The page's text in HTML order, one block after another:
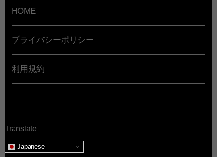
HOME
プライバシーポリシー
利用規約
Translate
Japanese